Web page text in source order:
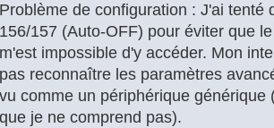
Problème de configuration : J'ai tenté
156/157 (Auto-OFF) pour éviter que
m'est impossible d'y accéder. Mon
pas reconnaître les paramètres
vu comme un périphérique générique
que je ne comprend pas).